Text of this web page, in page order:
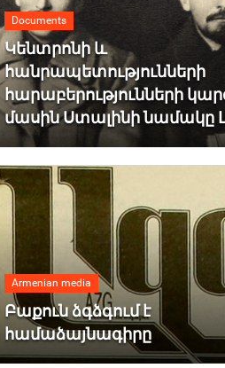
Documents
Կենտրոնի և
հանրապետությունների
հարաբերությունների
մասին Ստալինի նամակը
Armenian media
Բաքուն ձգձգում է
համաձայնագիրը